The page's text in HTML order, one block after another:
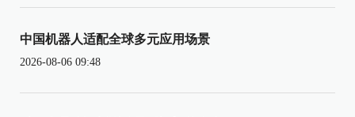
中国机器人适配全球多元应用场景
2026-08-06 09:48